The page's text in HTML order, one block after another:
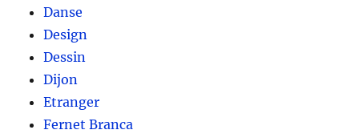
Danse
Design
Dessin
Dijon
Etranger
Fernet Branca